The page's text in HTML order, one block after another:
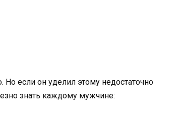
Но если он уделил этому недостаточно
знать каждому мужчине: